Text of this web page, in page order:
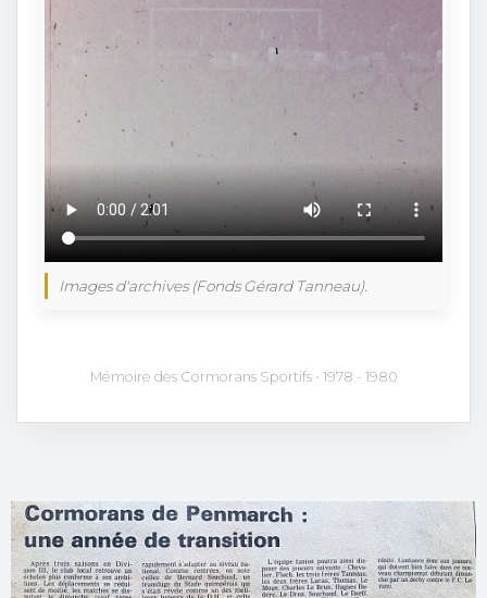
Images d'archives (Fonds Gérard Tanneau).
Mémoire des Cormorans Sportifs • 1978 - 1980